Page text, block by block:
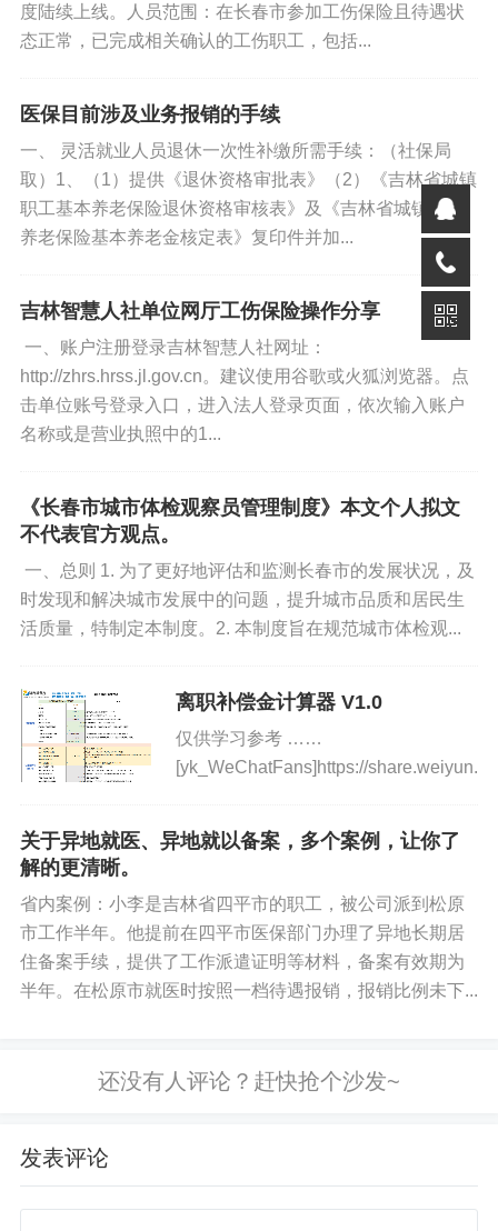
度陆续上线。人员范围：在长春市参加工伤保险且待遇状
态正常，已完成相关确认的工伤职工，包括...
医保目前涉及业务报销的手续
一、 灵活就业人员退休一次性补缴所需手续：（社保局
取）1、（1）提供《退休资格审批表》（2）《吉林省城镇
职工基本养老保险退休资格审核表》及《吉林省城镇职工
养老保险基本养老金核定表》复印件并加...
吉林智慧人社单位网厅工伤保险操作分享
一、账户注册登录吉林智慧人社网址：
http://zhrs.hrss.jl.gov.cn。建议使用谷歌或火狐浏览器。点
击单位账号登录入口，进入法人登录页面，依次输入账户
名称或是营业执照中的1...
《长春市城市体检观察员管理制度》本文个人拟文
不代表官方观点。
一、总则 1. 为了更好地评估和监测长春市的发展状况，及
时发现和解决城市发展中的问题，提升城市品质和居民生
活质量，特制定本制度。2. 本制度旨在规范城市体检观...
离职补偿金计算器 V1.0
仅供学习参考 ……
[yk_WeChatFans]https://
关于异地就医、异地就以备案，多个案例，让你了
解的更清晰。
省内案例：小李是吉林省四平市的职工，被公司派到松原
市工作半年。他提前在四平市医保部门办理了异地长期居
住备案手续，提供了工作派遣证明等材料，备案有效期为
半年。在松原市就医时按照一档待遇报销，报销比例未下...
发表评论